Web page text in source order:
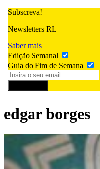
Subscreva!
Newsletters RL
Saber mais
Edição Semanal
Guia do Fim de Semana
edgar borges